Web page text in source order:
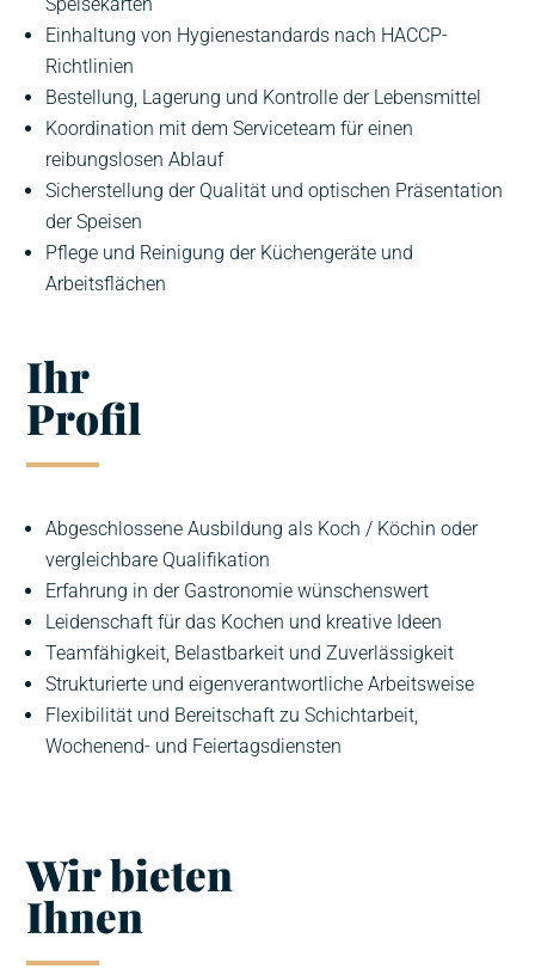
Einhaltung von Hygienestandards nach HACCP-
Richtlinien
Bestellung, Lagerung und Kontrolle der Lebensmittel
Koordination mit dem Serviceteam für einen
reibungslosen Ablauf
Sicherstellung der Qualität und optischen Präsentation
der Speisen
Pflege und Reinigung der Küchengeräte und
Arbeitsflächen
Ihr
Profil
Abgeschlossene Ausbildung als Koch / Köchin oder
vergleichbare Qualifikation
Erfahrung in der Gastronomie wünschenswert
Leidenschaft für das Kochen und kreative Ideen
Teamfähigkeit, Belastbarkeit und Zuverlässigkeit
Strukturierte und eigenverantwortliche Arbeitsweise
Flexibilität und Bereitschaft zu Schichtarbeit,
Wochenend- und Feiertagsdiensten
Wir bieten
Ihnen